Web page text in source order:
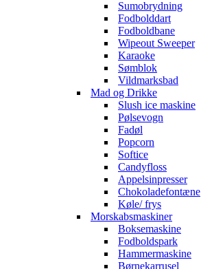
Sumobrydning
Fodbolddart
Fodboldbane
Wipeout Sweeper
Karaoke
Sømblok
Vildmarksbad
Mad og Drikke
Slush ice maskine
Pølsevogn
Fadøl
Popcorn
Softice
Candyfloss
Appelsinpresser
Chokoladefontæne
Køle/ frys
Morskabsmaskiner
Boksemaskine
Fodboldspark
Hammermaskine
Børnekarrusel